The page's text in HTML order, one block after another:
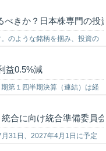
きか？日本株専門の
のような銘柄を掴み、投資の
ることが重要です。弊社では
する環境を…
益0.5%減
第１四半期決算（連結）は経
％増）、純利益１７億３４０
合に向け統合準備委員
31日、2027年4月1日に予定